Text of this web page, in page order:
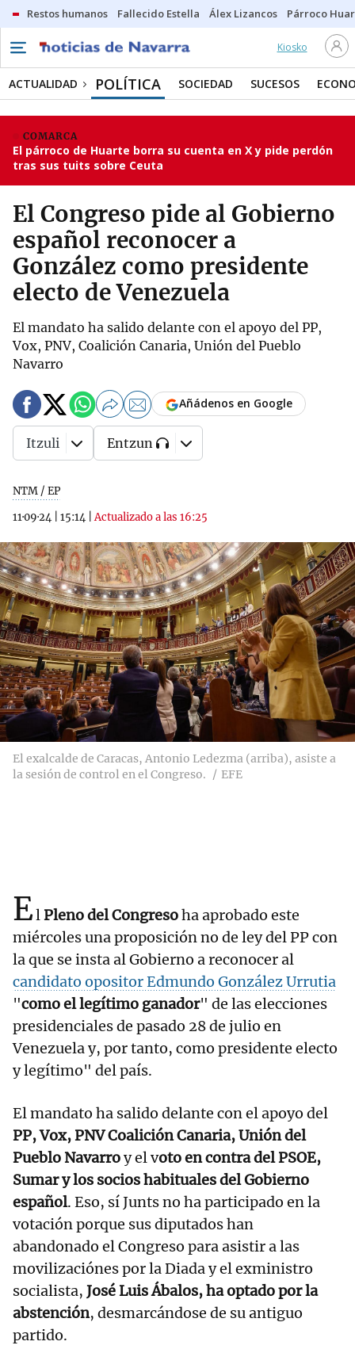
Restos humanos Fallecido Estella Álex Lizancos Párroco
Kiosko
ACTUALIDAD POLÍTICA SOCIEDAD SUCESOS
COMARCA
El párroco de Huarte borra su cuenta en X y pide perdón
tras sus tuits sobre Ceuta
El Congreso pide al Gobierno
español reconocer a
González como presidente
electo de Venezuela
El mandato ha salido delante con el apoyo del PP,
Vox, PNV, Coalición Canaria, Unión del Pueblo
Navarro
NTM / EP
11·09·24
15:14 |Actualizado a las 16:25
Añádenos en Google
Itzuli Entzun
El exalcalde de Caracas, Antonio Ledezma (arriba), asiste a
la sesión de control en el Congreso.
EFE
ElPleno del Congresoha aprobado este
miércoles una proposición no de ley del PP con
la que se insta al Gobierno a reconocer al
candidato opositor Edmundo González Urrutia
"como el legítimo ganador" de las elecciones
presidenciales de pasado 28 de julio en
Venezuela y, por tanto, como presidente electo
y legítimo" del país.
El mandato ha salido delante con el apoyo del
PP, Vox, PNV Coalición Canaria, Unión del
Pueblo Navarroy el voto en contra del PSOE,
Sumar y los socios habituales del Gobierno
español. Eso, sí Junts no ha participado en la
votación porque sus diputados han
abandonado el Congreso para asistir a las
movilizaciónes por la Diada y el exministro
socialista, José Luis Ábalos, ha optado por la
abstención, desmarcándose de su antiguo
partido.